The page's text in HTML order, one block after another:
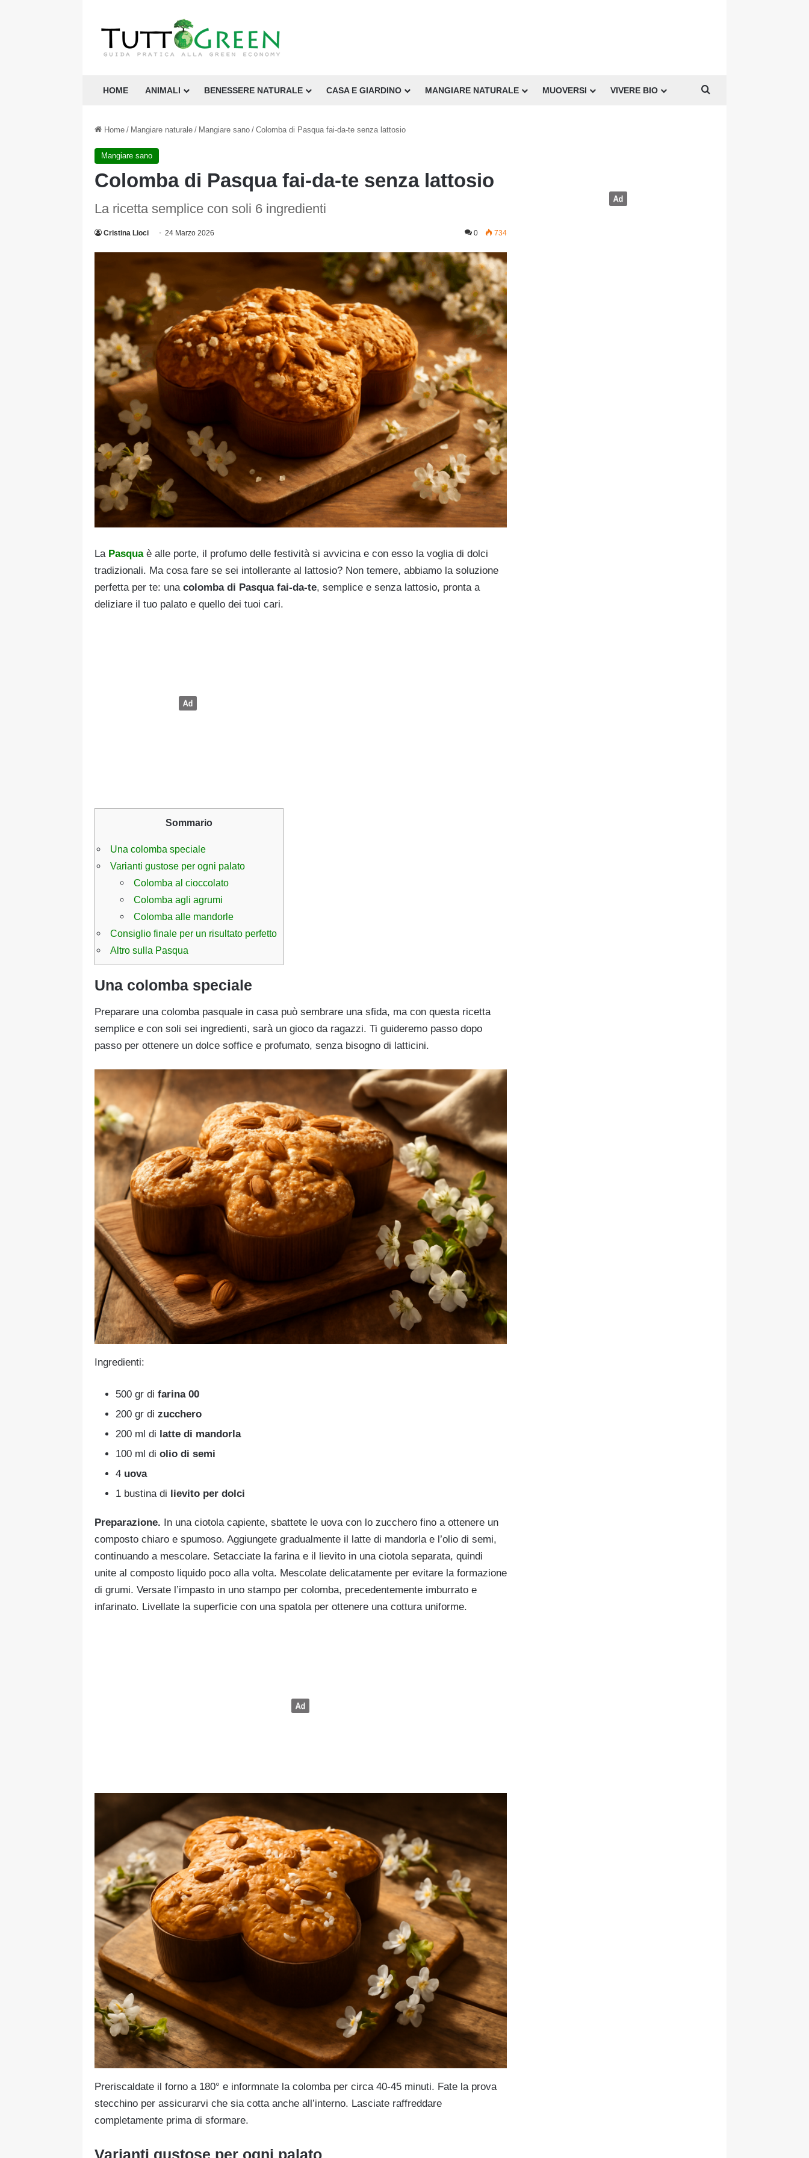
HOME ANIMALI BENESSERE NATURALE CASA E GIARDINO MANGIARE NATURALE MUOVERSI VIVERE BIO
Home / Mangiare naturale / Mangiare sano / Colomba di Pasqua fai-da-te senza lattosio
Mangiare sano
Colomba di Pasqua fai-da-te senza lattosio
La ricetta semplice con soli 6 ingredienti
Cristina Lioci 24 Marzo 2026 0 734
La Pasquaè alle porte, il profumo delle festività si avvicina e con esso la voglia di dolci
tradizionali. Ma cosa fare se sei intollerante al lattosio? Non temere, abbiamo la soluzione
perfetta per te: unacolomba di Pasqua fai-da-te, semplice e senza lattosio, pronta a
deliziare il tuo palato e quello dei tuoi cari.
Sommario
Una colomba speciale
Varianti gustose per ogni palato
Colomba al cioccolato
Colomba agli agrumi
Colomba alle mandorle
Consiglio finale per un risultato perfetto
Altro sulla Pasqua
Una colomba speciale
Preparare una colomba pasquale in casa può sembrare una sfida, ma con questa ricetta
semplice e con soli sei ingredienti, sarà un gioco da ragazzi. Ti guideremo passo dopo
passo per ottenere un dolce soffice e profumato, senza bisogno di latticini.
Ingredienti:
500 gr di farina 00
200 gr di zucchero
200 ml di latte di mandorla
100 ml di olio di semi
4 uova
1 bustina di lievito per dolci
Preparazione.
In una ciotola capiente, sbattete le uova con lo zucchero fino a ottenere un
composto chiaro e spumoso. Aggiungete gradualmente il latte di mandorla e l’olio di semi,
continuando a mescolare. Setacciate la farina e il lievito in una ciotola separata, quindi
unite al composto liquido poco alla volta. Mescolate delicatamente per evitare la formazione
di grumi. Versate l’impasto in uno stampo per colomba, precedentemente imburrato e
infarinato. Livellate la superficie con una spatola per ottenere una cottura uniforme.
Preriscaldate il forno a 180° e informnate la colomba per circa 40-45 minuti. Fate la prova
stecchino per assicurarvi che sia cotta anche all’interno. Lasciate raffreddare
completamente prima di sformare.
Varianti gustose per ogni palato